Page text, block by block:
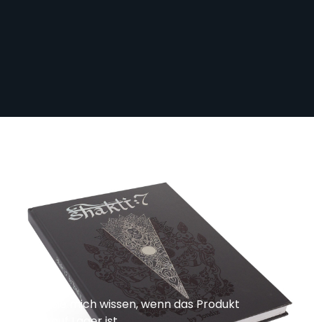
Shakti 7 von Jondix
Nicht auf LagerBK-SHAKTI
130,00 € 104,00 €
Lassen Sie mich wissen, wenn das Produkt